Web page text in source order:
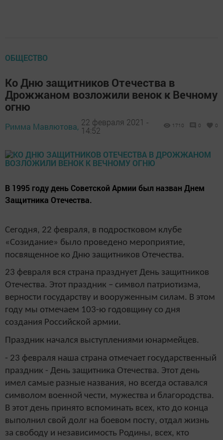
ОБЩЕСТВО
Ко Дню защитников Отечества в
Дрожжаном возложили венок к Вечному
огню
Римма Мавлютова, 22 февраля 2021 -
14:52
1710 0 0
В 1995 году день Советской Армии был назван Днем
Защитника Отечества.
Сегодня, 22 февраля, в подростковом клубе
«Созидание» было проведено мероприятие,
посвященное ко Дню защитников Отечества.
23 февраля вся страна празднует День защитников
Отечества. Этот праздник – символ патриотизма,
верности государству и вооруженным силам. В этом
году мы отмечаем 103-ю годовщину со дня
создания Российской армии.
Праздник начался выступлениями юнармейцев.
- 23 февраля наша страна отмечает государственный
праздник - День защитника Отечества. Этот день
имел самые разные названия, но всегда оставался
символом военной чести, мужества и благородства.
В этот день принято вспоминать всех, кто до конца
выполнил свой долг на боевом посту, отдал жизнь
за свободу и независимость Родины, всех, кто